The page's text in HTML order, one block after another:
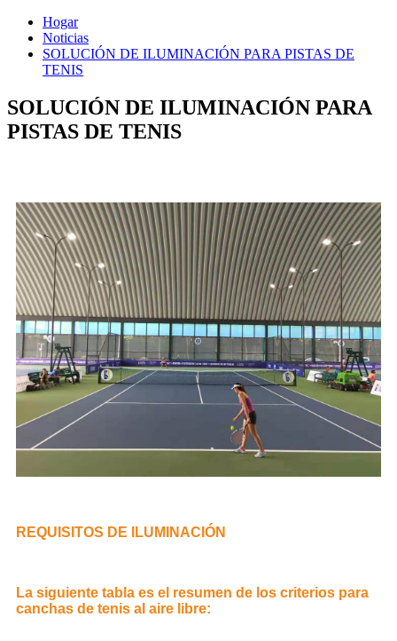
Hogar
Noticias
SOLUCIÓN DE ILUMINACIÓN PARA PISTAS DE
TENIS
SOLUCIÓN DE ILUMINACIÓN PARA
PISTAS DE TENIS
REQUISITOS DE ILUMINACIÓN
La siguiente tabla es el resumen de los criterios para
canchas de tenis al aire libre: